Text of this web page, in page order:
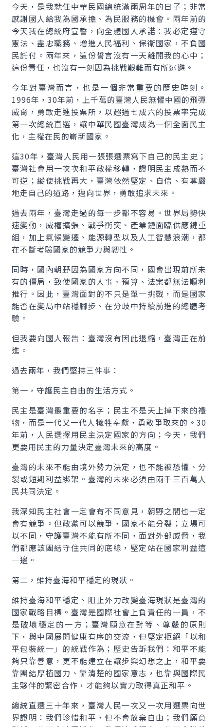
今天，是我就任中華民國總統滿兩周年的日子；非常
感謝國人給我為國承擔、為民服務的機會。兩年前的
今天我在總統府宣誓，向全體國人承諾：我必定遵守
憲法、盡忠職務、增進人民福利、保衛國家，不負國
民託付。兩年來，這份誓言沒有一天離開我的心中；
這份責任，也沒有一刻因為挑戰艱難而有所逃避。
今年對臺灣而言，也是一個非常重要的歷史時刻。
1996年，30年前，上千萬的臺灣人民無懼中國的飛彈
威脅，勇敢走進投票所，以超過七成六的投票率完成
第一次總統直選，讓中華民國臺灣成為一個全面民主
化，主權在民的嶄新國家。
這30年，臺灣人民用一張張選票寫下自己的民主史；
臺灣社會用一次次和平政權移轉，證明民主成熟而不
可逆；縱使挑戰再大，臺灣依然堅定、自信、有尊嚴
地走自己的道路，邁向世界，勇敢追求未來。
過去兩年，臺灣走過的每一步都不容易。世界局勢快
速變動，威權擴張、戰爭衝突、產業鏈面臨供應鏈重
組，加上氣候變遷、能源轉型以及人工智慧浪潮，都
在不斷考驗國家的競爭力與韌性。
同時，國內朝野因為國家方向不同，國會出現前所未
有的僵局，致使國家的人事、預算、法案都無法順利
推行。因此，臺灣面對的不只是單一挑戰，而是國家
能否在變局中站穩腳步、在分歧中持續前進的總體考
驗。
但我要向國人報告：臺灣沒有因此退縮，臺灣正在前
進。
過去兩年，我們堅持三件事：
第一，守護民主自由的生活方式。
民主是臺灣最重要的名字；民主不是天上掉下來的禮
物，而是一代又一代人犧牲奉獻，勇敢爭取來的。30
年前，人民選擇用民主決定國家的方向；今天，我們
更要用民主的力量決定臺灣未來的高度。
臺灣的未來不能由境外勢力決定，也不能被恐懼、分
裂或短期利益綁架。臺灣的未來必須由兩千三百萬人
民共同決定。
我深知民主社會一定會有不同意見，朝野之間也一定
會有競爭。但政黨可以競爭，國家不能分裂；立場可
以不同，守護臺灣不能有所不同，面對外部威脅，我
們都應該團結守住共同的底線，堅定站在國家利益這
一邊。
第二，維持臺海和平穩定的現狀。
維持臺海和平穩定、阻止外力改變臺海現狀是臺灣的
國家戰略目標。臺灣是國際社會上負責任的一員，不
是破壞穩定的一方；臺灣願意在對等、尊嚴的原則
下，與中國展開健康有序的交流，但堅定拒絕「以和
平包裝統一」的統戰作為；歷史告訴我們：和平不能
夠只靠善意，更不能建立在讓步與幻想之上，和平要
靠團結厚植國力、靠清楚的國家意志，也靠與國際民
主夥伴的緊密合作，才能夠以實力取得真正和平。
總統直選三十年來，臺灣人民一次又一次用選票向世
界證明：我們珍惜和平，但不會放棄自由；我們願意